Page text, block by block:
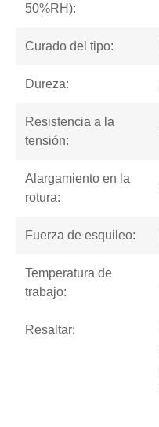
50%RH):
Curado del tipo:
Dureza:
Resistencia a la
tensión:
Alargamiento en la
rotura:
Fuerza de esquileo:
Temperatura de
trabajo:
Resaltar: